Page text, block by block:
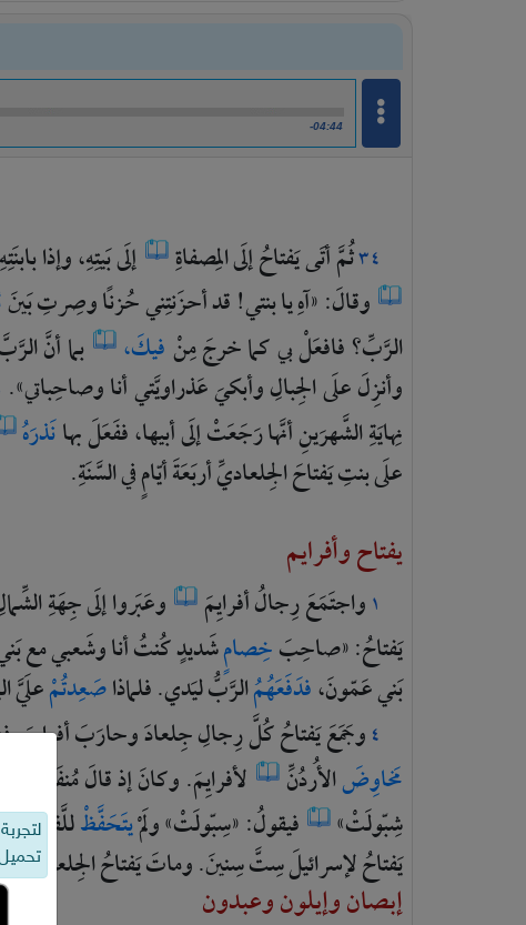
-04:44
٣٤ثُمَّأتَىيَفتاحُإلَىالمِصفاةِ إلَىبَيتِهِ،وإذابابنَتِهِ
وقالَ:«آهِيابنتي!قدأحزَنتِنيحُزنًاوصِرتِبَينَ
الرَّبِّ؟فافعَلْبيكماخرجَمِنْفيكَ، بماأنَّ
وأنزِلَعلَىالجِبالِوأبكيَعَذراويَّتيأناوصاحِباتي».
نِهايَةِالشَّهرَينِأنَّهارَجَعَتْإلَىأبيها،ففَعَلَبهانَذرَهُ
علَىبنتِيَفتاحَالجِلعاديِّأربَعَةَأيّامٍفيالسَّنَةِ.
يفتاح وأفرايم
١واجتَمَعَرِجالُأفرايِمَ وعَبَرواإلَىجِهَةِ
يَفتاحُ:«صاحِبَخِصامٍشَديدٍكُنتُأناوشَعبيمع
بَنيعَمّونَ،فدَفَعَهُمُالرَّبُّليَدي.فلماذاصَعِدتُمْعلَيَّ
٤وجَمَعَيَفتاحُكُلَّرِجالِجِلعادَوحارَبَأفرايِمَ،
مَخاوِضَالأُردُنِّ لأفرايِمَ.وكانَإذقالَمُنفَلِتو
شِبّولَتْ»
فيقولُ:«سِبّولَتْ»ولَمْيتَحَفَّظْللَّفظِ
يَفتاحُلإسرائيلَسِتَّسِنينَ.وماتَيَفتاحُالجِلعاديُّ
إبصان وإيلون وعبدون